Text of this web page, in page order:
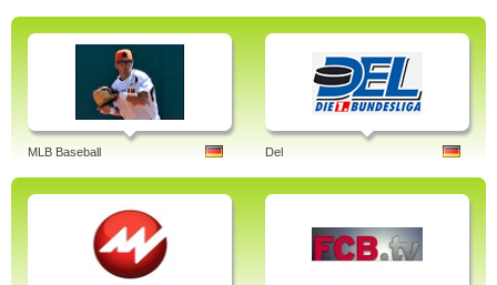
MLB Baseball Del